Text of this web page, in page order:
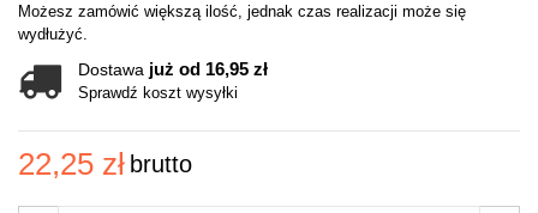
Możesz zamówić większą ilość, jednak czas realizacji może się
wydłużyć.
Dostawa już od 16,95 zł
Sprawdź koszt wysyłki
22,25 zł brutto